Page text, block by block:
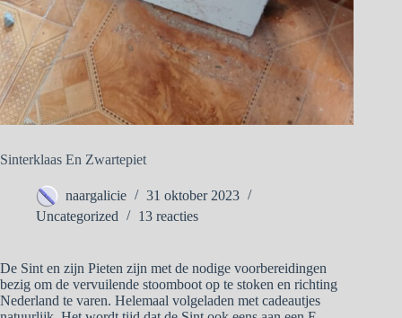
Sinterklaas En Zwartepiet
naargalicie
31 oktober 2023
Uncategorized
13 reacties
De Sint en zijn Pieten zijn met de nodige voorbereidingen
bezig om de vervuilende stoomboot op te stoken en richting
Nederland te varen. Helemaal volgeladen met cadeautjes